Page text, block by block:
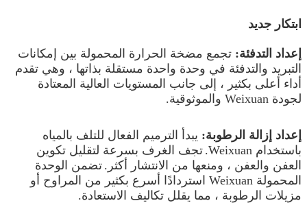
ابتكار جديد
إعداد التدفئة: تجمع مضخة الحرارة المحمولة بين إمكانات
التبريد والتدفئة في وحدة واحدة مستقلة بذاتها ، وهي تقدم
أداء أعلى بكثير ، إلى جانب المستويات العالية المعتادة
لجودة Weixuan والموثوقية.
إعداد إزالة الرطوبة: يبدأ الترميم الفعال للتلف بالمياه
باستخدام Weixuan.
تجف الغرف بسرعة لتقليل تكوين
العفن والعفن ، ومنعها من الانتشار أكثر. تضمن الوحدة
المحمولة Weixuan استردادًا أسرع بكثير من المراوح أو
مزيلات الرطوبة ، مما يقلل تكاليف الاستعادة.